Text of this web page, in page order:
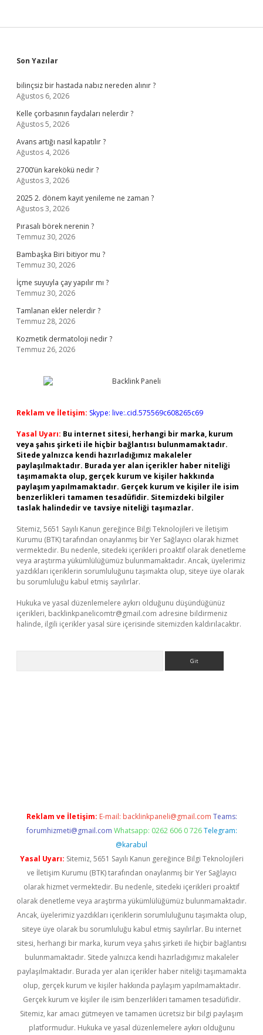
Sidebar
Son Yazılar
bilinçsiz bir hastada nabız nereden alınır ?
Ağustos 6, 2026
Kelle çorbasının faydaları nelerdir ?
Ağustos 5, 2026
Avans artığı nasıl kapatılır ?
Ağustos 4, 2026
2700’ün karekökü nedir ?
Ağustos 3, 2026
2025 2. dönem kayıt yenileme ne zaman ?
Ağustos 3, 2026
Pırasalı börek nerenin ?
Temmuz 30, 2026
Bambaşka Biri bitiyor mu ?
Temmuz 30, 2026
İçme suyuyla çay yapılır mı ?
Temmuz 30, 2026
Tamlanan ekler nelerdir ?
Temmuz 28, 2026
Kozmetik dermatoloji nedir ?
Temmuz 26, 2026
Reklam ve İletişim: Skype: live:.cid.575569c608265c69
Yasal Uyarı: Bu internet sitesi, herhangi bir marka, kurum
veya şahıs şirketi ile hiçbir bağlantısı bulunmamaktadır.
Sitede yalnızca kendi hazırladığımız makaleler
paylaşılmaktadır. Burada yer alan içerikler haber niteliği
taşımamakta olup, gerçek kurum ve kişiler hakkında
paylaşım yapılmamaktadır. Gerçek kurum ve kişiler ile isim
benzerlikleri tamamen tesadüfidir. Sitemizdeki bilgiler
taslak halindedir ve tavsiye niteliği taşımazlar.
Sitemiz, 5651 Sayılı Kanun gereğince Bilgi Teknolojileri ve İletişim
Kurumu (BTK) tarafından onaylanmış bir Yer Sağlayıcı olarak hizmet
vermektedir. Bu nedenle, sitedeki içerikleri proaktif olarak denetleme
veya araştırma yükümlülüğümüz bulunmamaktadır. Ancak, üyelerimiz
yazdıkları içeriklerin sorumluluğunu taşımakta olup, siteye üye olarak
bu sorumluluğu kabul etmiş sayılırlar.
Hukuka ve yasal düzenlemelere aykırı olduğunu düşündüğünüz
içerikleri, backlinkpanelicomtr@gmail.com adresine bildirmeniz
halinde, ilgili içerikler yasal süre içerisinde sitemizden kaldırılacaktır.
Reklam ve İletişim: E-mail: backlinkpaneli@gmail.com Teams:
forumhizmeti@gmail.com Whatsapp: 0262 606 0 726 Telegram:
@karabul
Yasal Uyarı: Sitemiz, 5651 Sayılı Kanun gereğince Bilgi Teknolojileri
ve İletişim Kurumu (BTK) tarafından onaylanmış bir Yer Sağlayıcı
olarak hizmet vermektedir. Bu nedenle, sitedeki içerikleri proaktif
olarak denetleme veya araştırma yükümlülüğümüz bulunmamaktadır.
Ancak, üyelerimiz yazdıkları içeriklerin sorumluluğunu taşımakta olup,
siteye üye olarak bu sorumluluğu kabul etmiş sayılırlar. Bu internet
sitesi, herhangi bir marka, kurum veya şahıs şirketi ile hiçbir bağlantısı
bulunmamaktadır. Sitede yalnızca kendi hazırladığımız makaleler
paylaşılmaktadır. Burada yer alan içerikler haber niteliği taşımamakta
olup, gerçek kurum ve kişiler hakkında paylaşım yapılmamaktadır.
Gerçek kurum ve kişiler ile isim benzerlikleri tamamen tesadüfidir.
Sitemiz, kar amacı gütmeyen ve tamamen ücretsiz bir bilgi paylaşım
platformudur. Hukuka ve yasal düzenlemelere aykırı olduğunu